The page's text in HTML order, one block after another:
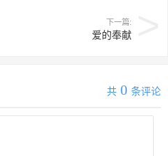
下一篇:
爱的奉献
共 0 条评论